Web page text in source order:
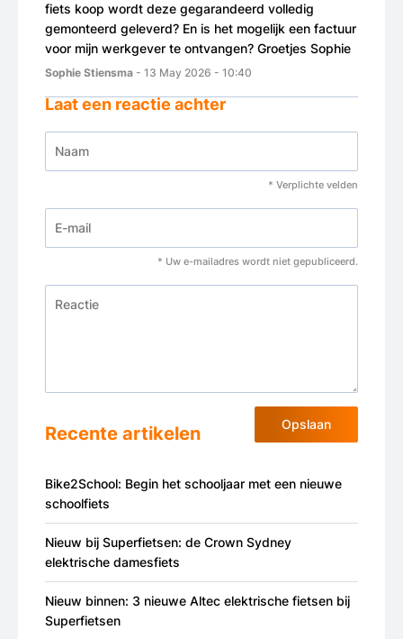
fiets koop wordt deze gegarandeerd volledig
gemonteerd geleverd? En is het mogelijk een factuur
voor mijn werkgever te ontvangen? Groetjes Sophie
Sophie Stiensma - 13 May 2026 - 10:40
Laat een reactie achter
* Verplichte velden
* Uw e-mailadres wordt niet gepubliceerd.
Opslaan
Recente artikelen
Bike2School: Begin het schooljaar met een nieuwe
schoolfiets
Nieuw bij Superfietsen: de Crown Sydney
elektrische damesfiets
Nieuw binnen: 3 nieuwe Altec elektrische fietsen bij
Superfietsen